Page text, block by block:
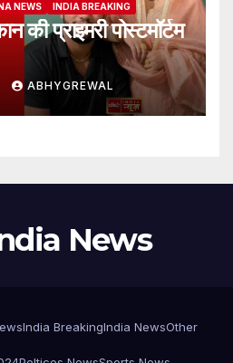
NEWS INDIA BREAKING
की प्राइमरी पोस्टमॉर्टम
ABHYGREWAL
News
India BreakingIndia NewsOther